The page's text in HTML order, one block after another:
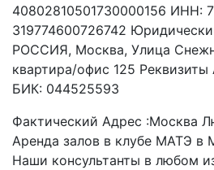
40802810501730000156 ИНН:
319774600726742
РОССИЯ, Москва, Улица
квартира/офис 125
БИК: 044525593
Фактический Адрес :Москва
Аренда залов в клубе МАТЭ в
Наши консультанты в любом